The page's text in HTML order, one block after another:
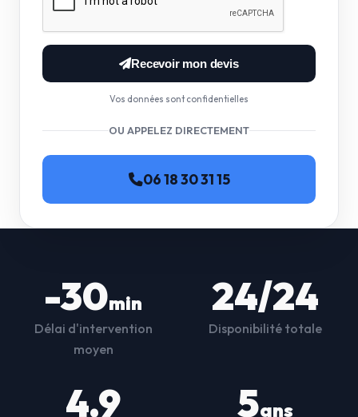
Recevoir mon devis
Vos données sont confidentielles
OU APPELEZ DIRECTEMENT
06 18 30 31 15
-30min
Délai d'intervention
moyen
24/24
Disponibilité totale
4.9 5ans